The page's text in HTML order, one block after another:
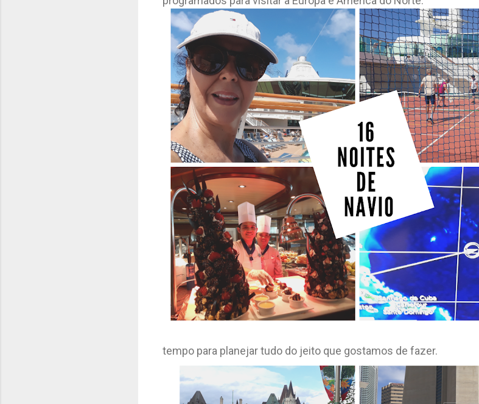
tempo para planejar tudo do jeito que gostamos de fazer.